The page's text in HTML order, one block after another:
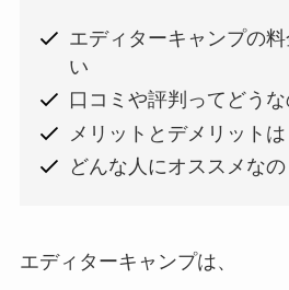
エディターキャンプの
い
口コミや評判ってどうな
メリットとデメリットは
どんな人にオススメなの
エディターキャンプは、